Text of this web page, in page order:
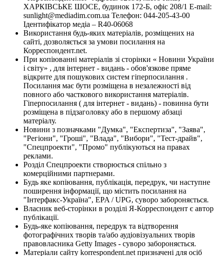
ХАРКІВСЬКЕ ШОСЕ, будинок 172-Б, офіс 208/1 E-mail:
sunlight@mediadim.com.ua Телефон: 044-205-43-00
Ідентифікатор медіа – R40-06068
Використання будь-яких матеріалів, розміщених на
сайті, дозволяється за умови посилання на
Корреспондент.net.
При копіюванні матеріалів зі сторінки « Новини України
і світу» , для інтернет - видань - обов'язкове пряме
відкрите для пошукових систем гіперпосилання .
Посилання має бути розміщена в незалежності від
повного або часткового використання матеріалів.
Гіперпосилання ( для інтернет - видань) - повинна бути
розміщена в підзаголовку або в першому абзаці
матеріалу.
Новини з позначками "Думка", "Експертиза", "Заява",
"Регіони", "Гроші", "Влада", "Вибори", "Тест-драйв",
"Спецпроекти", "Промо" публікуються на правах
реклами.
Розділ Спецпроекти створюється спільно з
комерційними партнерами.
Будь яке копіювання, публікація, передрук, чи наступне
поширення інформації, що містить посилання на
"Інтерфакс-Україна", EPA / UPG, суворо забороняється.
Власник веб-сторінки в розділі Я-Корреспондент є автор
публікації.
Будь-яке копіювання, передрук та відтворення
фотографічних творів та/або аудіовізуальних творів
правовласника Getty Images - суворо забороняється.
Матеріали сайту korrespondent.net призначені для осіб